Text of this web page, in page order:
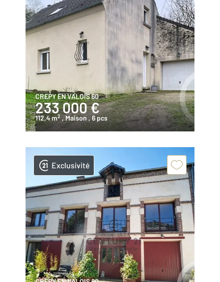
CREPY EN VALOIS 60
233 000 €
112,4 m2 , Maison , 6 pcs
Exclusivité